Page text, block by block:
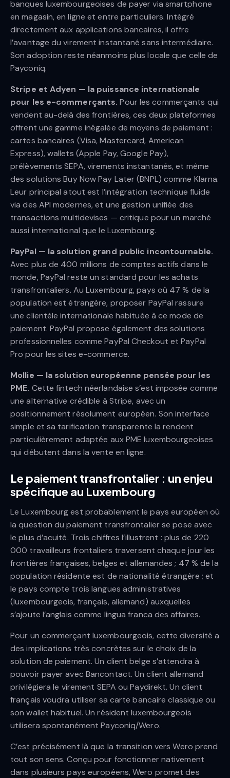
banques luxembourgeoises de payer via smartphone
en magasin, en ligne et entre particuliers. Intégré
directement aux applications bancaires, il offre
l’avantage du virement instantané sans intermédiaire.
Son adoption reste néanmoins plus locale que celle de
Payconiq.
Stripe et Adyen — la puissance internationale
pour les e-commerçants. Pour les commerçants qui
vendent au-delà des frontières, ces deux plateformes
offrent une gamme inégalée de moyens de paiement :
cartes bancaires (Visa, Mastercard, American
Express), wallets (Apple Pay, Google Pay),
prélèvements SEPA, virements instantanés, et même
des solutions Buy Now Pay Later (BNPL) comme Klarna.
Leur principal atout est l’intégration technique fluide
via des API modernes, et une gestion unifiée des
transactions multidevises — critique pour un marché
aussi international que le Luxembourg.
PayPal — la solution grand public incontournable.
Avec plus de 400 millions de comptes actifs dans le
monde, PayPal reste un standard pour les achats
transfrontaliers. Au Luxembourg, pays où 47 % de la
population est étrangère, proposer PayPal rassure
une clientèle internationale habituée à ce mode de
paiement. PayPal propose également des solutions
professionnelles comme PayPal Checkout et PayPal
Pro pour les sites e-commerce.
Mollie — la solution européenne pensée pour les
PME. Cette fintech néerlandaise s’est imposée comme
une alternative crédible à Stripe, avec un
positionnement résolument européen. Son interface
simple et sa tarification transparente la rendent
particulièrement adaptée aux PME luxembourgeoises
qui débutent dans la vente en ligne.
Le paiement transfrontalier : un enjeu
spécifique au Luxembourg
Le Luxembourg est probablement le pays européen où
la question du paiement transfrontalier se pose avec
le plus d’acuité. Trois chiffres l’illustrent : plus de 220
000 travailleurs frontaliers traversent chaque jour les
frontières françaises, belges et allemandes ; 47 % de la
population résidente est de nationalité étrangère ; et
le pays compte trois langues administratives
(luxembourgeois, français, allemand) auxquelles
s’ajoute l’anglais comme lingua franca des affaires.
Pour un commerçant luxembourgeois, cette diversité a
des implications très concrètes sur le choix de la
solution de paiement. Un client belge s’attendra à
pouvoir payer avec Bancontact. Un client allemand
privilégiera le virement SEPA ou Paydirekt. Un client
français voudra utiliser sa carte bancaire classique ou
son wallet habituel. Un résident luxembourgeois
utilisera spontanément Payconiq/Wero.
C’est précisément là que la transition vers Wero prend
tout son sens. Conçu pour fonctionner nativement
dans plusieurs pays européens, Wero promet des